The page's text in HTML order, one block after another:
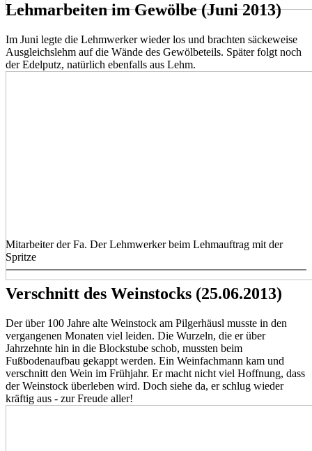
Lehmarbeiten im Gewölbe (Juni 2013)
Im Juni legte die Lehmwerker wieder los und brachten säckeweise
Ausgleichslehm auf die Wände des Gewölbeteils. Später folgt noch
der Edelputz, natürlich ebenfalls aus Lehm.
Mitarbeiter der Fa. Der Lehmwerker beim Lehmauftrag mit der
Spritze
Verschnitt des Weinstocks (25.06.2013)
Der über 100 Jahre alte Weinstock am Pilgerhäusl musste in den
vergangenen Monaten viel leiden. Die Wurzeln, die er über
Jahrzehnte hin in die Blockstube schob, mussten beim
Fußbodenaufbau gekappt werden. Ein Weinfachmann kam und
verschnitt den Wein im Frühjahr. Er macht nicht viel Hoffnung, dass
der Weinstock überleben wird. Doch siehe da, er schlug wieder
kräftig aus - zur Freude aller!